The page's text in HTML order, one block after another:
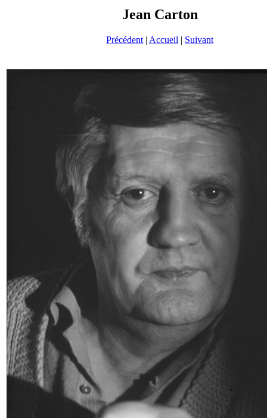
Jean Carton
Précédent | Accueil | Suivant